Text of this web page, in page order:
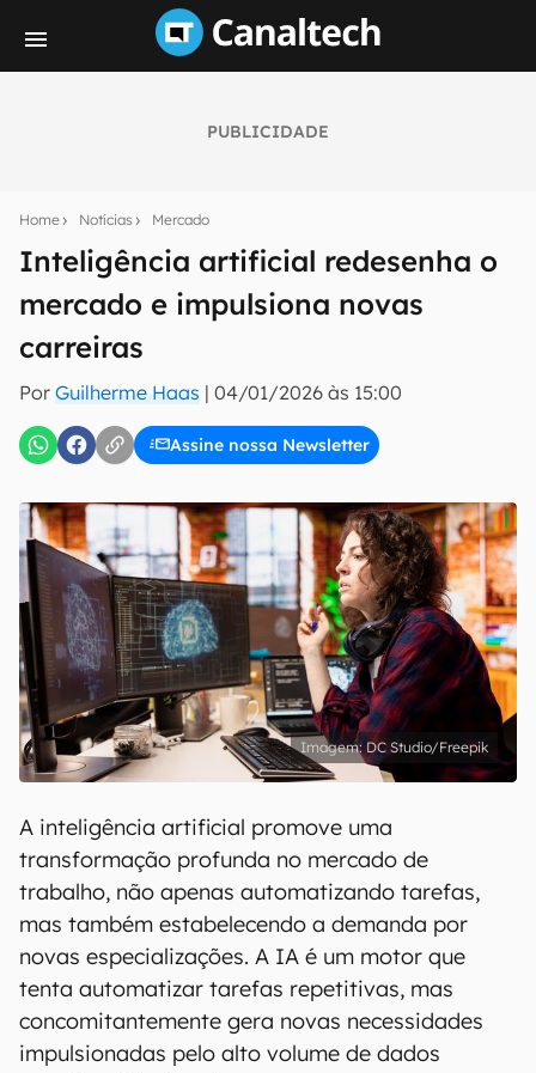
PUBLICIDADE
Home Notícias Mercado
Inteligência artificial redesenha o
mercado e impulsiona novas
carreiras
Por Guilherme Haas | 04/01/2026 às 15:00
Assine nossa Newsletter
notícias e reviews sobre tecnologia em primeira
mão.
E-mail
inscreva-se
Uso e Política de Privacidade do Canaltech.
DC Studio/Freepik
A inteligência artificial promove uma
transformação profunda no mercado de
trabalho, não apenas automatizando tarefas,
mas também estabelecendo a demanda por
novas especializações. A IA é um motor que
tenta automatizar tarefas repetitivas, mas
concomitantemente gera novas necessidades
impulsionadas pelo alto volume de dados